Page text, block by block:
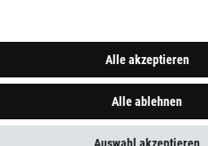
Alle akzeptieren
Alle ablehnen
Auswahl akzeptieren